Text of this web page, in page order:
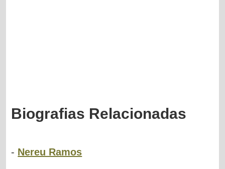
Biografias Relacionadas
- Nereu Ramos